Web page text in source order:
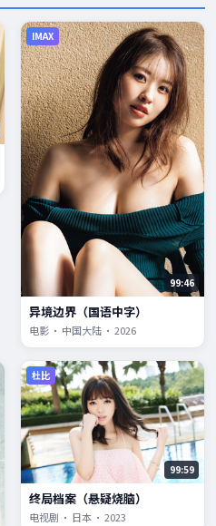
IMAX
99:46
异境边界（国语中字）
电影 · 中国大陆 · 2026
杜比
99:59
终局档案（悬疑烧脑）
电视剧 · 日本 · 2023